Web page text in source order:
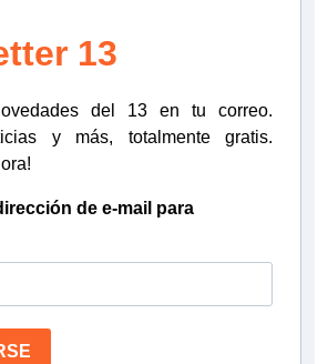
13
del 13 en tu correo.
y más, totalmente gratis.
de e-mail para